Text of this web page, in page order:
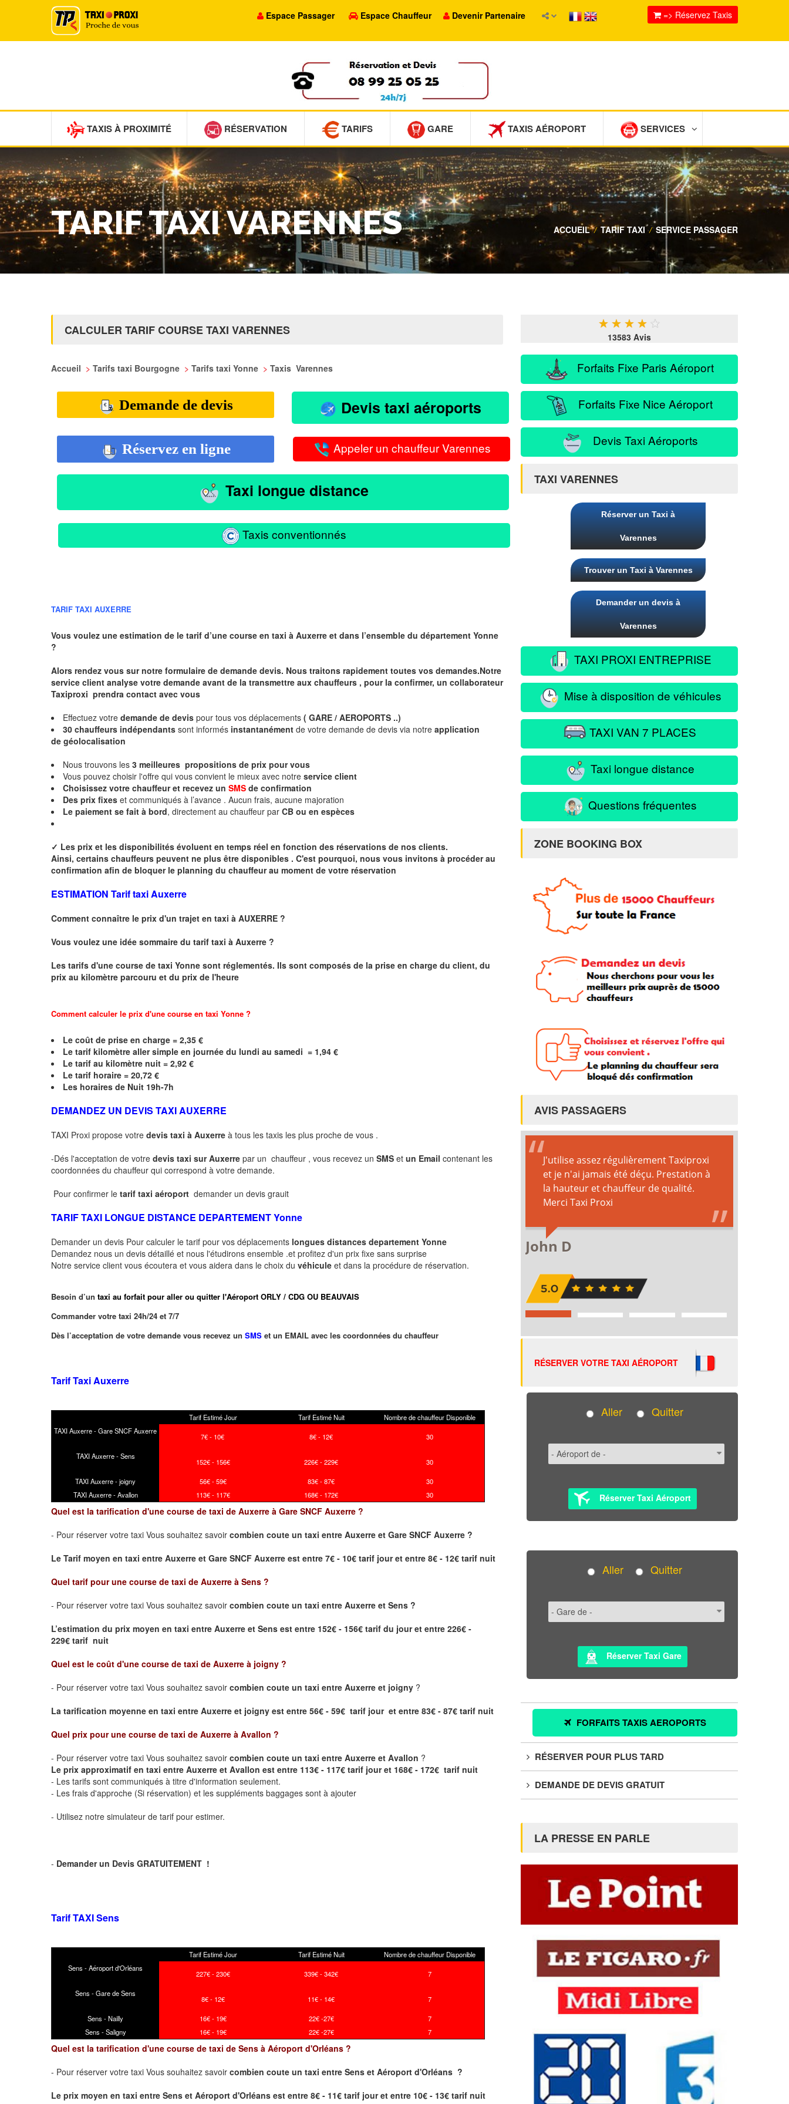
Espace Passager Espace Chauffeur Devenir Partenaire => Réservez Taxis
TAXIS À PROXIMITÉ RÉSERVATION TARIFS GARE TAXIS AÉROPORT SERVICES
TARIF TAXI VARENNES ACCUEIL / TARIF TAXI / SERVICE PASSAGER
CALCULER TARIF COURSE TAXI VARENNES
Accueil > Tarifs taxi Bourgogne > Tarifs taxi Yonne > Taxis Varennes
Demande de devis Devis taxi aéroports
Réservez en ligne Appeler un chauffeur Varennes
Taxi longue distance
Taxis conventionnés
TARIF TAXI AUXERRE
Vous voulez une estimation de le tarif d’une course en taxi à Auxerre et dans l’ensemble du département Yonne
?
Alors rendez vous sur notre formulaire de demande devis. Nous traitons rapidement toutes vos demandes.Notre
service client analyse votre demande avant de la transmettre aux chauffeurs , pour la confirmer, un collaborateur
Taxiproxi prendra contact avec vous
Effectuez votre demande de devis pour tous vos déplacements ( GARE / AEROPORTS ..)
30 chauffeurs indépendants sont informés instantanément de votre demande de devis via notre application
de géolocalisation
Nous trouvons les 3 meilleures propositions de prix pour vous
Vous pouvez choisir l'offre qui vous convient le mieux avec notre service client
Choisissez votre chauffeur et recevez un SMS de confirmation
Des prix fixes et communiqués à l’avance . Aucun frais, aucune majoration
Le paiement se fait à bord, directement au chauffeur par CB ou en espèces
✓ Les prix et les disponibilités évoluent en temps réel en fonction des réservations de nos clients.
Ainsi, certains chauffeurs peuvent ne plus être disponibles . C'est pourquoi, nous vous invitons à procéder au
confirmation afin de bloquer le planning du chauffeur au moment de votre réservation
ESTIMATION Tarif taxi Auxerre
Comment connaître le prix d'un trajet en taxi à AUXERRE ?
Vous voulez une idée sommaire du tarif taxi à Auxerre ?
Les tarifs d'une course de taxi Yonne sont réglementés. Ils sont composés de la prise en charge du client, du
prix au kilomètre parcouru et du prix de l'heure
Comment calculer le prix d'une course en taxi Yonne ?
Le coût de prise en charge = 2,35 €
Le tarif kilomètre aller simple en journée du lundi au samedi = 1,94 €
Le tarif au kilomètre nuit = 2,92 €
Le tarif horaire = 20,72 €
Les horaires de Nuit 19h-7h
DEMANDEZ UN DEVIS TAXI AUXERRE
TAXI Proxi propose votre devis taxi à Auxerre à tous les taxis les plus proche de vous .
-Dés l'acceptation de votre devis taxi sur Auxerre par un chauffeur , vous recevez un SMS et un Email contenant les
coordonnées du chauffeur qui correspond à votre demande.
Pour confirmer le tarif taxi aéroport demander un devis grauit
TARIF TAXI LONGUE DISTANCE DEPARTEMENTYonne
Demander un devis Pour calculer le tarif pour vos déplacements longues distances departement Yonne
Demandez nous un devis détaillé et nous l'étudirons ensemble .et profitez d'un prix fixe sans surprise
Notre service client vous écoutera et vous aidera dans le choix du véhicule et dans la procédure de réservation.
Besoin d’un taxi au forfait pour aller ou quitter l'Aéroport ORLY / CDG OU BEAUVAIS
Commander votre taxi 24h/24 et 7/7
Dès l’acceptation de votre demande vous recevez un SMS et un EMAIL avec les coordonnées du chauffeur
Tarif Taxi Auxerre
Tarif Estimé Jour Tarif Estimé Nuit
Nombre de chauffeur Disponible
TAXI Auxerre - Gare SNCF Auxerre
7€ - 10€ 8€ - 12€ 30
TAXI Auxerre - Sens
152€ - 156€ 226€ - 229€ 30
TAXI Auxerre - joigny 56€ - 59€ 83€ - 87€
30
TAXI Auxerre - Avallon
113€ - 117€ 168€ - 172€ 30
Quel est la tarification d'une course de taxi de Auxerre à Gare SNCF Auxerre ?
- Pour réserver votre taxi Vous souhaitez savoir combien coute un taxi entre Auxerre et Gare SNCF Auxerre ?
Le Tarif moyen en taxi entre Auxerre et Gare SNCF Auxerre est entre 7€ - 10€ tarif jour et entre 8€ - 12€ tarif nuit
Quel tarif pour une course de taxi de Auxerre à Sens ?
- Pour réserver votre taxi Vous souhaitez savoir combien coute un taxi entre Auxerre et Sens ?
L’estimation du prix moyen en taxi entre Auxerre et Sens est entre 152€ - 156€ tarif du jour et entre 226€ -
229€ tarif nuit
Quel est le coût d'une course de taxi de Auxerre à joigny ?
- Pour réserver votre taxi Vous souhaitez savoir combien coute un taxi entre Auxerre et joigny ?
La tarification moyenne en taxi entre Auxerre et joigny est entre 56€ - 59€ tarif jour et entre 83€ - 87€ tarif nuit
Quel prix pour une course de taxi de Auxerre à Avallon ?
- Pour réserver votre taxi Vous souhaitez savoir combien coute un taxi entre Auxerre et Avallon ?
Le prix approximatif en taxi entre Auxerre et Avallon est entre 113€ - 117€ tarif jour et 168€ - 172€ tarif nuit
- Les tarifs sont communiqués à titre d'information seulement.
- Les frais d'approche (Si réservation) et les suppléments baggages sont à ajouter
- Utilisez notre simulateur de tarif pour estimer.
- Demander un Devis GRATUITEMENT !
Tarif TAXI Sens
Tarif Estimé Jour Tarif Estimé Nuit
Nombre de chauffeur Disponible
Sens - Aéroport d'Orléans
227€ - 230€ 339€ - 342€ 7
Sens - Gare de Sens
8€ - 12€ 11€ - 14€ 7
Sens - Nailly 16€ - 19€ 22€ -27€
7
Sens - Saligny
16€ - 19€ 22€ -27€ 7
Quel est la tarification d'une course de taxi de Sens à Aéroport d'Orléans ?
- Pour réserver votre taxi Vous souhaitez savoir combien coute un taxi entre Sens et Aéroport d'Orléans ?
Le prix moyen en taxi entre Sens et Aéroport d'Orléans est entre 8€ - 11€ tarif jour et entre 10€ - 13€ tarif nuit
★ ★ ★ ★ ★
13583 Avis
Forfaits Fixe Paris Aéroport
Forfaits Fixe Nice Aéroport
Devis Taxi Aéroports
TAXI VARENNES
Réserver un Taxi à
Varennes
Trouver un Taxi à Varennes
Demander un devis à
Varennes
TAXI PROXI ENTREPRISE
Mise à disposition de véhicules
TAXI VAN 7 PLACES
Taxi longue distance
Questions fréquentes
ZONE BOOKING BOX
AVIS PASSAGERS
RÉSERVER VOTRE TAXI AÉROPORT
Aller Quitter
Réserver Taxi Aéroport
Aller Quitter
Réserver Taxi Gare
FORFAITS TAXIS AEROPORTS
RÉSERVER POUR PLUS TARD
DEMANDE DE DEVIS GRATUIT
LA PRESSE EN PARLE